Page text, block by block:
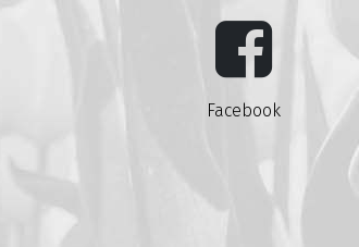
Facebook